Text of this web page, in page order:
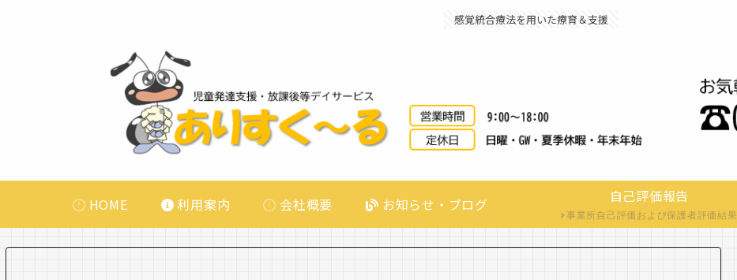
感覚統合療法を用いた療育＆支援
HOME 利用案内 会社概要 お知らせ・ブログ 自己評価報告
事業所自己評価および保護者評価結果